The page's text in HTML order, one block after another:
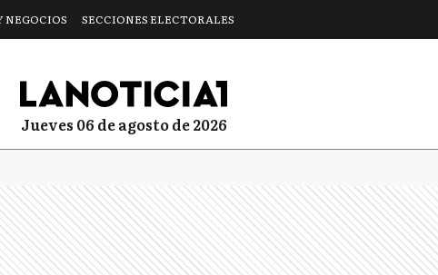
NEGOCIOS SECCIONES ELECTORALES
jueves 06 de agosto de 2026